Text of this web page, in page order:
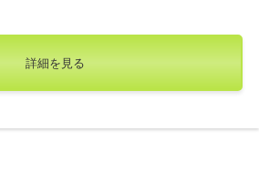
詳細を見る